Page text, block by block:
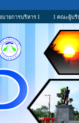
บายการบริหาร I I คณะผู้บริ